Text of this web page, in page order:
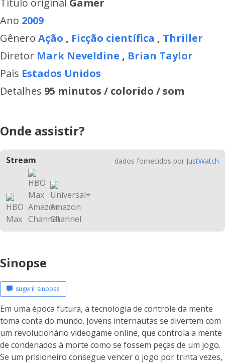
Título original Gamer
Ano 2009
Gênero Ação , Ficção científica , Thriller
Diretor Mark Neveldine , Brian Taylor
País Estados Unidos
Detalhes 95 minutos / colorido / som
Onde assistir?
Stream dados fornecidos por JustWatch
Sinopse
sugerir sinopse
Em uma época futura, a tecnologia de controle da mente
toma conta do mundo. Jovens internautas se divertem com
um revolucionário videogame online, que controla a mente
de condenados à morte como se fossem peças de um jogo.
Se um prisioneiro consegue vencer o jogo por trinta vezes,